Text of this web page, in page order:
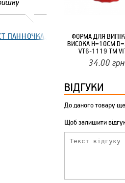
ПАННОЧКА, ЩО ЗАКРУЧУЄТЬСЯ
ФОРМА ДЛЯ
ВИСОКА H=10СМ
VT6-1119 ТМ
34.00 грн
ВІДГУКИ
До даного товару
Щоб залишити